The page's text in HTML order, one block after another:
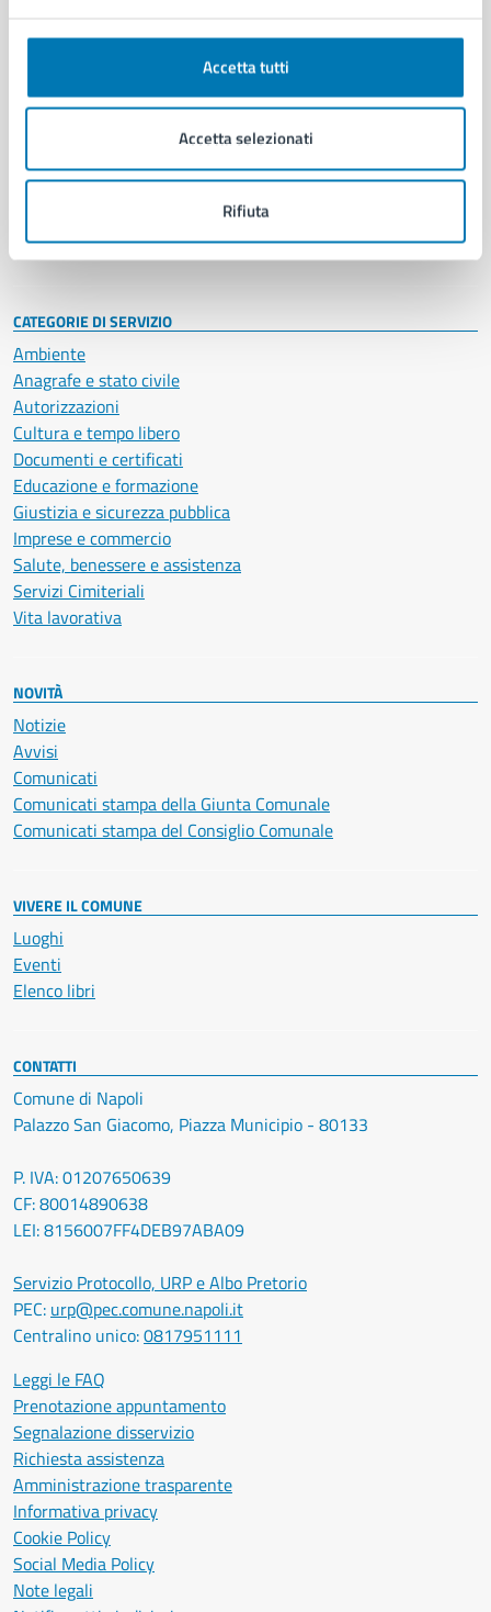
Accetta tutti
Accetta selezionati
Rifiuta
Aree amministrative
Uffici
Politici
Intranet, posta aziendale e protocollo
CATEGORIE DI SERVIZIO
Ambiente
Anagrafe e stato civile
Autorizzazioni
Cultura e tempo libero
Documenti e certificati
Educazione e formazione
Giustizia e sicurezza pubblica
Imprese e commercio
Salute, benessere e assistenza
Servizi Cimiteriali
Vita lavorativa
NOVITÀ
Notizie
Avvisi
Comunicati
Comunicati stampa della Giunta Comunale
Comunicati stampa del Consiglio Comunale
VIVERE IL COMUNE
Luoghi
Eventi
Elenco libri
CONTATTI
Comune di Napoli
Palazzo San Giacomo, Piazza Municipio - 80133
P. IVA: 01207650639
CF: 80014890638
LEI: 8156007FF4DEB97ABA09
Servizio Protocollo, URP e Albo Pretorio
PEC: urp@pec.comune.napoli.it
Centralino unico:0817951111
Leggi le FAQ
Prenotazione appuntamento
Segnalazione disservizio
Richiesta assistenza
Amministrazione trasparente
Informativa privacy
Cookie Policy
Social Media Policy
Note legali